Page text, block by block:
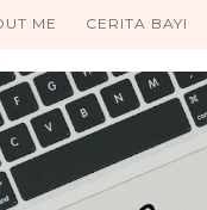
ME CERITA BAYI